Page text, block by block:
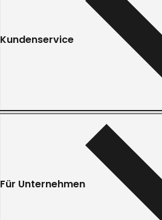
Kundenservice
Für Unternehmen